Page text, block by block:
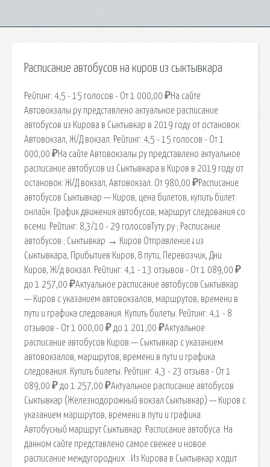
Расписание автобусов на киров из сыктывкара
Рейтинг: 4,5 - 15 голосов - От 1 000,00 ₽На сайте
Автовокзалы.ру представлено актуальное расписание
автобусов из Кирова в Сыктывкар в 2019 году от остановок:
Автовокзал, Ж/Д вокзал. Рейтинг: 4,5 - 15 голосов - От 1
000,00 ₽На сайте Автовокзалы.ру представлено актуальное
расписание автобусов из Сыктывкара в Киров в 2019 году от
остановок: Ж/Д вокзал, Автовокзал. От 980,00 ₽Расписание
автобусов Сыктывкар — Киров, цена билетов, купить билет
онлайн. График движения автобусов, маршрут следования со
всеми. Рейтинг: 8,3/10 - 29 голосовТуту.ру·; Расписание
автобусов·; Сыктывкар → Киров Отправление↓из
Сыктывкара, Прибытиев Киров, В пути, Перевозчик, Дни
Киров, Ж/д вокзал. Рейтинг: 4,1 - 13 отзывов - От 1 089,00 ₽
до 1 257,00 ₽Актуальное расписание автобусов Сыктывкар
— Киров с указанием автовокзалов, маршрутов, времени в
пути и графика следования. Купить билеты. Рейтинг: 4,1 - 8
отзывов - От 1 000,00 ₽ до 1 201,00 ₽Актуальное
расписание автобусов Киров — Сыктывкар с указанием
автовокзалов, маршрутов, времени в пути и графика
следования. Купить билеты. Рейтинг: 4,3 - 23 отзыва - От 1
089,00 ₽ до 1 257,00 ₽Актуальное расписание автобусов
Сыктывкар (Железнодорожный вокзал Сыктывкар) — Киров с
указанием маршрутов, времени в пути и графика.
Автобусный маршрут Сыктывкар. Расписание автобуса. На
данном сайте представлено самое свежее и новое
расписание междугородних . Из Кирова в Сыктывкар ходит